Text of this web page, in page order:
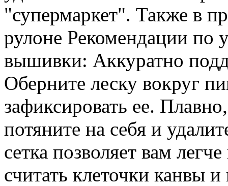
"супермаркет". Также в
рулоне Рекомендации по
вышивки: Аккуратно
Оберните леску вокруг
зафиксировать ее.
потяните на себя и
сетка позволяет вам
считать клеточки канвы